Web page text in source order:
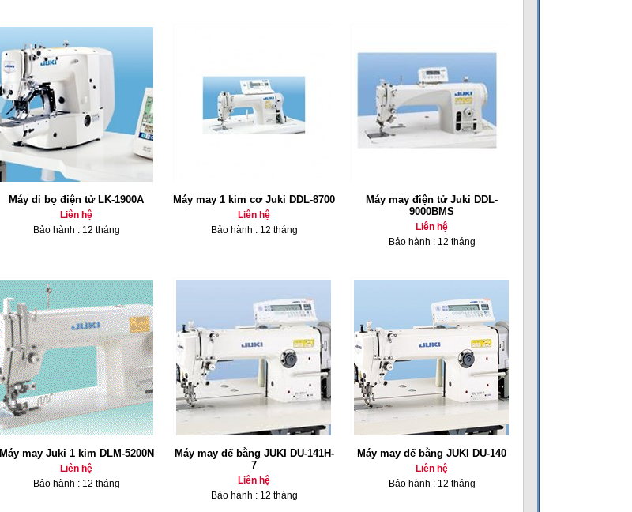
Máy di bọ điện tử LK-1900A
Liên hệ
Bảo hành : 12 tháng
Máy may 1 kim cơ Juki DDL-8700
Liên hệ
Bảo hành : 12 tháng
Máy may điện tử Juki DDL-
9000BMS
Liên hệ
Bảo hành : 12 tháng
Máy may Juki 1 kim DLM-5200N
Liên hệ
Bảo hành : 12 tháng
Máy may đế bằng JUKI DU-141H-
7
Liên hệ
Bảo hành : 12 tháng
Máy may đế bằng JUKI DU-140
Liên hệ
Bảo hành : 12 tháng